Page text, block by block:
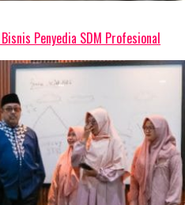
Penyedia SDM Profesional